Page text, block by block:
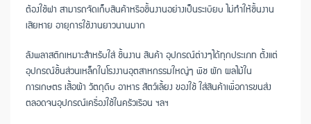
ต้องใช้ฝา สามารถจัดเก็บสินค้าหรือชิ้นงานอย่างเป็นระเบียบ ไม่ทำให้ชิ้นงาน
เสียหาย อายุการใช้งานยาวนานมาก
ลังพลาสติกเหมาะสำหรับใส่ ชิ้นงาน สินค้า อุปกรณ์ต่างๆได้ทุกประเภท ตั้งแต่
อุปกรณ์ชิ้นส่วนเหล็กในโรงงานอุตสาหกรรมใหญ่ๆ พืช ผัก ผลไม้ใน
การเกษตร เสื้อผ้า วัตถุดิบ อาหาร สัตว์เลี้ยง ของใช้ ใส่สินค้าเพื่อการขนส่ง
ตลอดจนอุปกรณ์เครื่องใช้ในครัวเรือน ฯลฯ